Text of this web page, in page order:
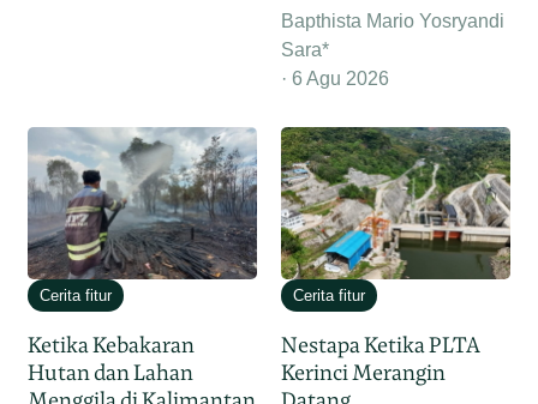
Bapthista Mario Yosryandi
Sara*
6 Agu 2026
Cerita fitur
Ketika Kebakaran
Hutan dan Lahan
Cerita fitur
Nestapa Ketika PLTA
Kerinci Merangin